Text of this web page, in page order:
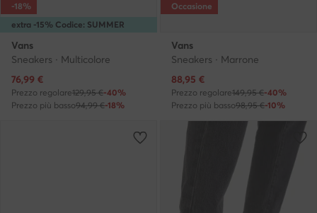
extra -15% Codice: SUMMER
-18%
Vans
Sneakers · Multicolore
Prezzo attuale
76,99 €
Prezzo regolare129,95 €-40%
Prezzo più basso94,99 €-18%
Occasione
Vans
Sneakers · Marrone
Prezzo attuale
88,95 €
Prezzo regolare149,95 €-40%
Prezzo più basso98,95 €-10%